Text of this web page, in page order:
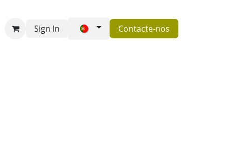
Sign In Contacte-nos